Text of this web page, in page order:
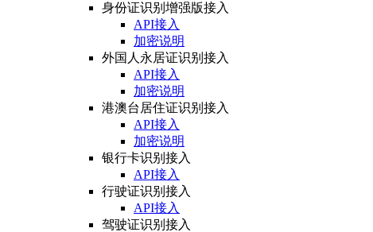
身份证识别增强版接入
API接入
加密说明
外国人永居证识别接入
API接入
加密说明
港澳台居住证识别接入
API接入
加密说明
银行卡识别接入
API接入
行驶证识别接入
API接入
驾驶证识别接入